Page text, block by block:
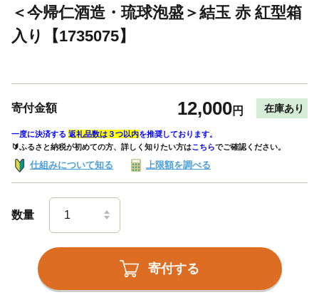
＜今帰仁酒造・琉球泡盛＞結玉 赤 紅型箱
入り【1735075】
寄付金額 12,000円 在庫あり
一度に決済する 返礼品数は３つ以内を推奨しております。
🔰ふるさと納税が初めての方、詳しく知りたい方はこちらでご確認ください。
仕組みについて知る 上限額を調べる
数量
寄付する